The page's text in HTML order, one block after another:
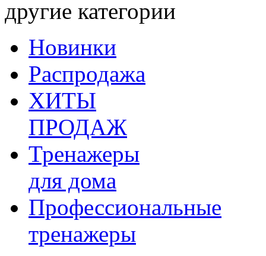
другие категории
Новинки
Распродажа
ХИТЫ
ПРОДАЖ
Тренажеры
для дома
Профессиональные
тренажеры